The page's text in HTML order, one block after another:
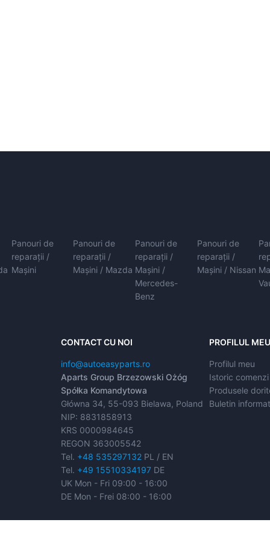
Panouri de
reparații /
Mașini
Panouri de
reparații /
Mașini / Mazda
Panouri de
reparații /
Mașini /
Mercedes-
Benz
Panouri de
reparații /
Mașini / Nissan
CONTACT CU NOI
info@autoeasyparts.ro
Aparts Group Brzezowski Ożóg
Spółka Komandytowa
Główna 34, 55-093 Bielawa, Poland
NIP: 8831858913
KRS 0000984645
REGON 363005542
Tel. +48 535297132PL / EN
Tel. +49 15510334197DE
UK Mon - Fri 09:00 - 16:00
DE Mon - Frei 08:00 - 16:00
PROFILUL
Profilul meu
Istoric comenzi
Produsele
Buletin